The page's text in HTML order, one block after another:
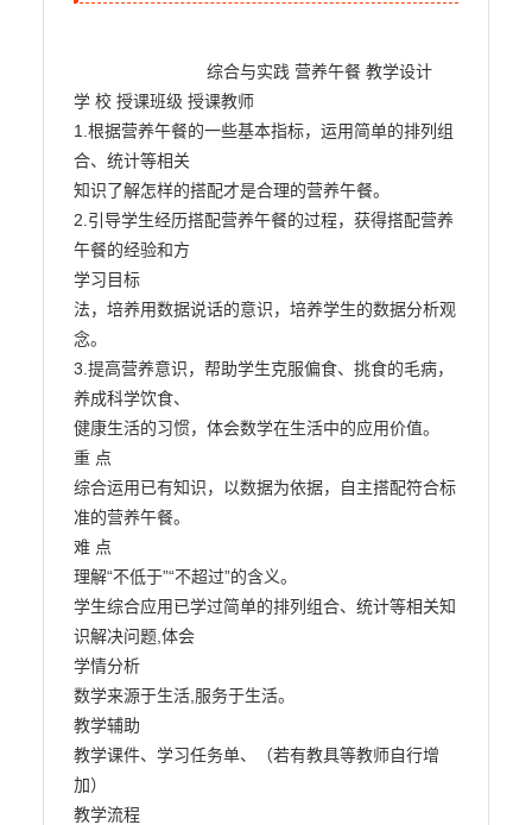
学 校 授课班级 授课教师
1.根据营养午餐的一些基本指标，运用简单的排列组
合、统计等相关
知识了解怎样的搭配才是合理的营养午餐。
2.引导学生经历搭配营养午餐的过程，获得搭配营养
午餐的经验和方
学习目标
法，培养用数据说话的意识，培养学生的数据分析观
念。
3.提高营养意识，帮助学生克服偏食、挑食的毛病，
养成科学饮食、
健康生活的习惯，体会数学在生活中的应用价值。
重 点
综合运用已有知识，以数据为依据，自主搭配符合标
准的营养午餐。
难 点
理解“不低于”“不超过”的含义。
学生综合应用已学过简单的排列组合、统计等相关知
识解决问题,体会
学情分析
数学来源于生活,服务于生活。
教学辅助
教学课件、学习任务单、（若有教具等教师自行增
加）
教学流程